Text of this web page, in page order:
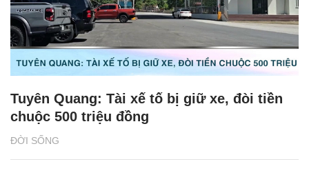
ĐỜI SỐNG
Tuyên Quang: Tài xế tố bị giữ xe, đòi tiền
chuộc 500 triệu đồng